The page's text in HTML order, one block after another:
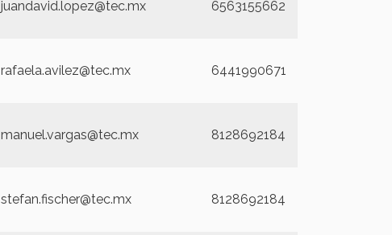
juandavid.lopez@tec.mx 6563155662
rafaela.avilez@tec.mx 6441990671
manuel.vargas@tec.mx 8128692184
stefan.fischer@tec.mx 8128692184